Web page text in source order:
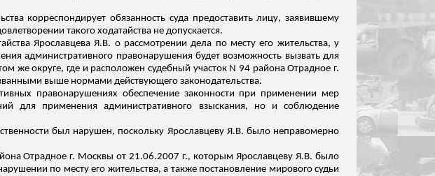
корреспондирует обязанность суда предоставить лицу, заявившему
такого ходатайства не допускается.
Ярославцева Я.В. о рассмотрении дела по месту его жительства, у
административного правонарушения будет возможность вызвать для
же округе, гдеи расположен судебный участок N 94 районаОтрадное г.
выше нормами действующего законодательства.
правонарушениях обеспечение законности при применении мер
для применения административного взыскания, но и соблюдение
был нарушен, поскольку Ярославцеву Я.В. было неправомерно
Отрадное г. Москвы от 21.06.2007 г., которым Ярославцеву Я.В. было
по месту его жительства, а также постановление мирового судьи